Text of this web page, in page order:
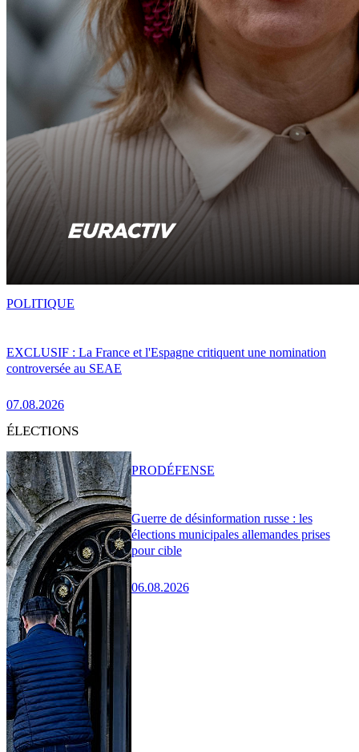
EXCLUSIF : La France et l'Espagne critiquent une nomination
controversée au SEAE
07.08.2026
POLITIQUE
ÉLECTIONS
Guerre de désinformation russe : les
élections municipales allemandes prises
pour cible
06.08.2026
PRODÉFENSE